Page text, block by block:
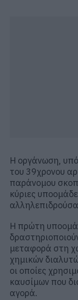
Η οργάνωση,
του 39χρονου
παράνομου
κύριες
Η πρώτη
μεταφορά στη
χημικών
οι οποίες
καυσίμων που
αγορά.